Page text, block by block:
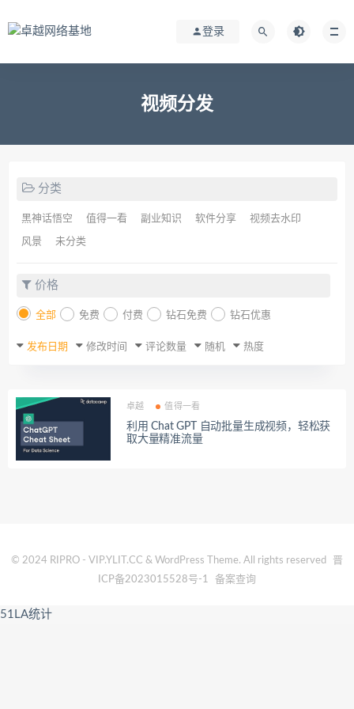
登录
视频分发
分类
黑神话悟空 值得一看 副业知识 软件分享 视频去水印
风景 未分类
价格
全部 免费 付费 钻石免费 钻石优惠
发布日期 修改时间 评论数量 随机 热度
卓越 值得一看
利用 Chat GPT 自动批量生成视频，轻松获
取大量精准流量
© 2024 RIPRO - VIP.YLIT.CC & WordPress Theme. All rights reserved
晋
ICP备2023015528号-1
备案查询
51LA统计